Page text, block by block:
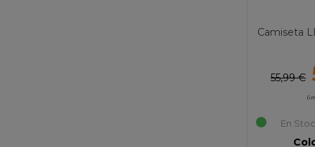
Camiseta
55,99 €
En